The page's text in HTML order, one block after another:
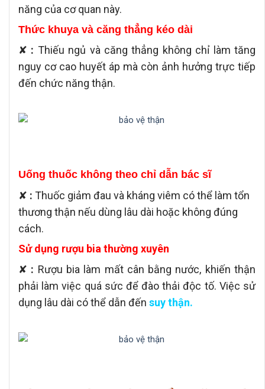
năng của cơ quan này.
Thức khuya và căng thẳng kéo dài
✘ : Thiếu ngủ và căng thẳng không chỉ làm tăng
nguy cơ cao huyết áp mà còn ảnh hưởng trực tiếp
đến chức năng thận.
Uống thuốc không theo chỉ dẫn bác sĩ
✘ : Thuốc giảm đau và kháng viêm có thể làm tổn
thương thận nếu dùng lâu dài hoặc không đúng
cách.
Sử dụng rượu bia thường xuyên
✘ : Rượu bia làm mất cân bằng nước, khiến thận
phải làm việc quá sức để đào thải độc tố. Việc sử
dụng lâu dài có thể dẫn đến suy thận.